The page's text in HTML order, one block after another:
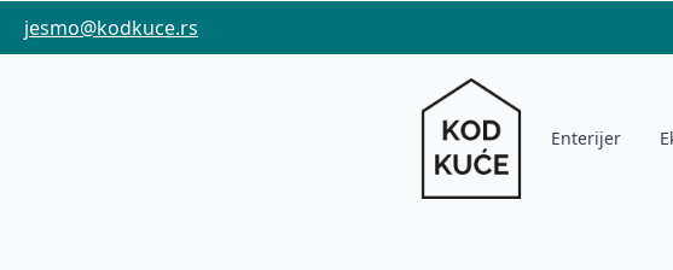
jesmo@kodkuce.rs
Enterijer